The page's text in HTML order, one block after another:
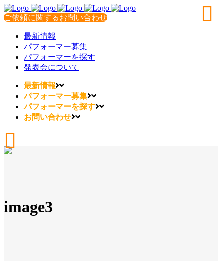
ご依頼に関するお問い合わせ
最新情報
パフォーマー募集
パフォーマーを探す
発表会について
最新情報
パフォーマー募集
パフォーマーを探す
お問い合わせ
image3